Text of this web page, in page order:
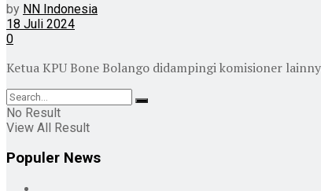
by NN Indonesia
18 Juli 2024
0
Ketua KPU Bone Bolango didampingi komisioner
No Result
View All Result
Populer News